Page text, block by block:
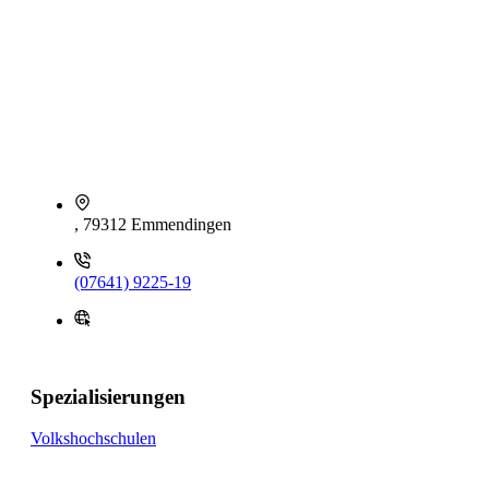
, 79312 Emmendingen
(07641) 9225-19
Spezialisierungen
Volkshochschulen